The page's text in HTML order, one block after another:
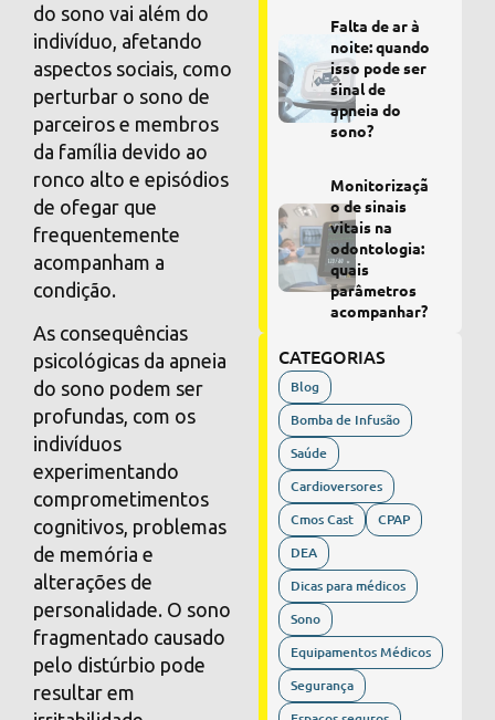
do sono vai além do
indivíduo, afetando
aspectos sociais, como
perturbar o sono de
parceiros e membros
da família devido ao
ronco alto e episódios
de ofegar que
frequentemente
acompanham a
condição.
As consequências
psicológicas da apneia
do sono podem ser
profundas, com os
indivíduos
experimentando
comprometimentos
cognitivos, problemas
de memória e
alterações de
personalidade. O sono
fragmentado causado
pelo distúrbio pode
resultar em
Falta de ar à
noite: quando
isso pode ser
sinal de
apneia do
sono?
Monitorizaçã
o de sinais
vitais na
odontologia:
quais
parâmetros
acompanhar?
CATEGORIAS
Blog
Bomba de Infusão
Saúde
Cardioversores
Cmos Cast
CPAP
DEA
Dicas para médicos
Sono
Equipamentos Médicos
Segurança